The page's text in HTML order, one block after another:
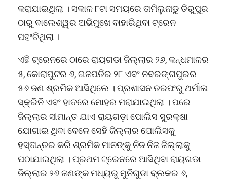
କରାଯାଇଥିଲା । ସକାଳ ୮ଟା ସମୟରେ ତାମିଲୁନାଡୁ ତିରୁପୁର
ଠାରୁ ବାଲେଶ୍ୱର ଅଭିମୁଖେ ବାହାରିଥିବା ଟ୍ରେନ
ପହଂଚିଥିଲା ।
ଏହି ଟ୍ରେନରେ ଠାରେ ରାୟଗଡା ଜିଲ୍ଲାର ୨୬, କନ୍ଧମାଳର
୫, କୋରାପୁଟର ୬, ଗଜପତିର ୨୮ ଏବଂ ନବରଙ୍ଗପୁରର
୫୬ ଜଣ ଶ୍ରମିକ ଆସିଥିଲେ । ପ୍ରଶାସନ ତରଫରୁ ଥର୍ମାଲ
ସ୍କ୍ରିନି ଏବଂ ହାତରେ ମୋହର ମରାଯାଇଥିଲା । ପରେ
ଜିଲ୍ଲାର ସୀମାନ୍ତ ଯାଏ ରାୟଗଡ଼ା ପୋଲିସ ସୁରକ୍ଷା
ଯୋଗାଇ ଥିବା ବେଳେ ସେହି ଜିଲ୍ଲାର ପୋଲିସକୁ
ହସ୍ତାନ୍ତର କରି ଶ୍ରମିକ ମାନଙ୍କୁ ନିଜ ନିଜ ଜିଲ୍ଲାକୁ
ପଠାଯାଇଥିଲା । ପ୍ରଥମ ଟ୍ରେନରେ ଆସିଥିବା ରାୟଗଡା
ଜିଲ୍ଲାର ୨୬ ଜଣଙ୍କ ମଧ୍ୟରୁ ମୁନିଗୁଡା ବ୍ଲକର ୬,